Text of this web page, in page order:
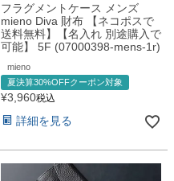
フラグメントケース メンズ
mieno Diva 財布 【ネコポスで
送料無料】【名入れ 別途購入で
可能】 5F (07000398-mens-1r)
mieno
夏決算30%OFFクーポン対象
¥3,960税込
詳細を見る